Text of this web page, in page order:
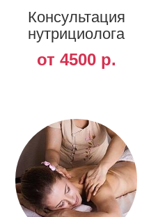
Консультация
нутрициолога
от 4500 р.